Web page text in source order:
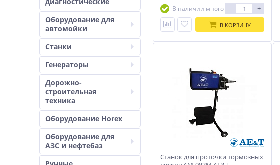
Оборудование для
автомойки
Станки
Генераторы
Дорожно-
строительная
техника
Оборудование Horex
Оборудование для
АЗС и нефтебаз
В наличии много
- +
В КОРЗИНУ
Станок для проточки тормозных